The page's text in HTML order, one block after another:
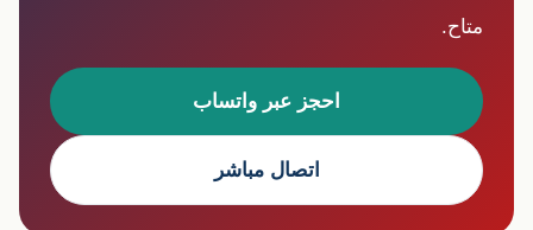
متاح.
احجز عبر واتساب
اتصال مباشر